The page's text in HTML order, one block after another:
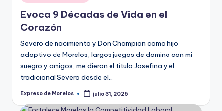
en
Evoca 9 Décadas de Vida en el
Corazón
Severo de nacimiento y Don Champion como hijo
adoptivo de Morelos, largos juegos de domino con mi
suegro y amigos, me dieron el título.Josefina y el
tradicional Severo desde el…
Publicado
Expreso de Morelos julio 31, 2026